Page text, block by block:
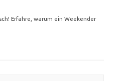
Erfahre, warum ein Weekender